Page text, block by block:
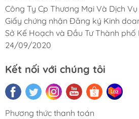
Công Ty Cp Thương Mại Và Dịch
Giấy chứng nhận Đăng ký Kinh
Sở Kế Hoạch và Đầu Tư Thành
24/09/2020
Kết nối với chúng tôi
Phương thức thanh toán